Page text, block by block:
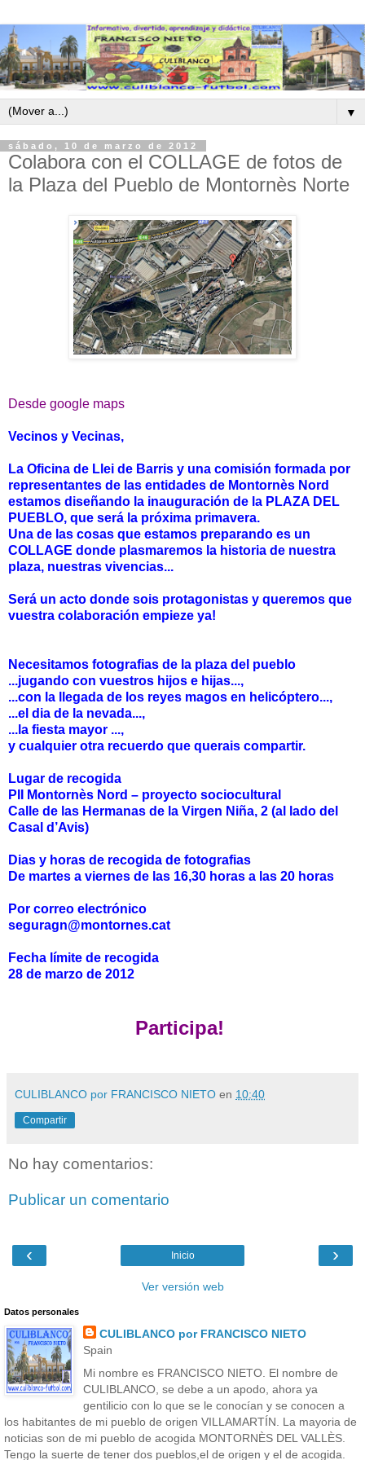
▼
sábado, 10 de marzo de 2012
Colabora con el COLLAGE de fotos de
la Plaza del Pueblo de Montornès Norte
Desde google maps
Vecinos y Vecinas,
La Oficina de Llei de Barris y una comisión formada por
representantes de las entidades de Montornès Nord
estamos diseñando la inauguración de la PLAZA DEL
PUEBLO, que será la próxima primavera.
Una de las cosas que estamos preparando es un
COLLAGE donde plasmaremos la historia de nuestra
plaza, nuestras vivencias...
Será un acto donde sois protagonistas y queremos que
vuestra colaboración empieze ya!
Necesitamos fotografias de la plaza del pueblo
...jugando con vuestros hijos e hijas...,
...con la llegada de los reyes magos en helicóptero...,
...el dia de la nevada...,
...la fiesta mayor ...,
y cualquier otra recuerdo que querais compartir.
Lugar de recogida
PII Montornès Nord – proyecto sociocultural
Calle de las Hermanas de la Virgen Niña, 2 (al lado del
Casal d’Avis)
Dias y horas de recogida de fotografias
De martes a viernes de las 16,30 horas a las 20 horas
Por correo electrónico
seguragn@montornes.cat
Fecha límite de recogida
28 de marzo de 2012
Participa!
CULIBLANCO por FRANCISCO NIETO en 10:40
Compartir
No hay comentarios:
Publicar un comentario
‹ ›
Inicio
Ver versión web
Datos personales
CULIBLANCO por FRANCISCO NIETO
Spain
Mi nombre es FRANCISCO NIETO. El nombre de
CULIBLANCO, se debe a un apodo, ahora ya
gentilicio con lo que se le conocían y se conocen a
los habitantes de mi pueblo de origen VILLAMARTÍN. La mayoria de
noticias son de mi pueblo de acogida MONTORNÈS DEL VALLÈS.
Tengo la suerte de tener dos pueblos,el de origen y el de acogida.